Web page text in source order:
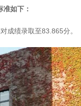
如下：
成绩录取至83.865分。